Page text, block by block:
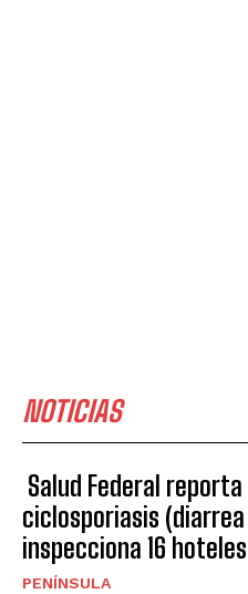
NOTICIAS
Salud Federal
ciclosporiasis
inspecciona 16
PENÍNSULA